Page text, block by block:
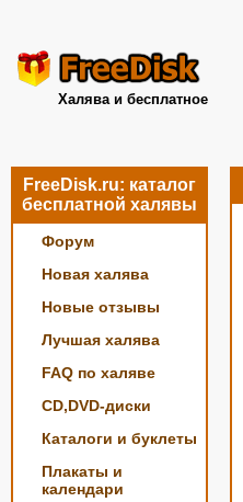
Халява и бесплатное
FreeDisk.ru: каталог
бесплатной халявы
Форум
Новая халява
Новые отзывы
Лучшая халява
FAQ по халяве
CD,DVD-диски
Каталоги и буклеты
Плакаты и
календари